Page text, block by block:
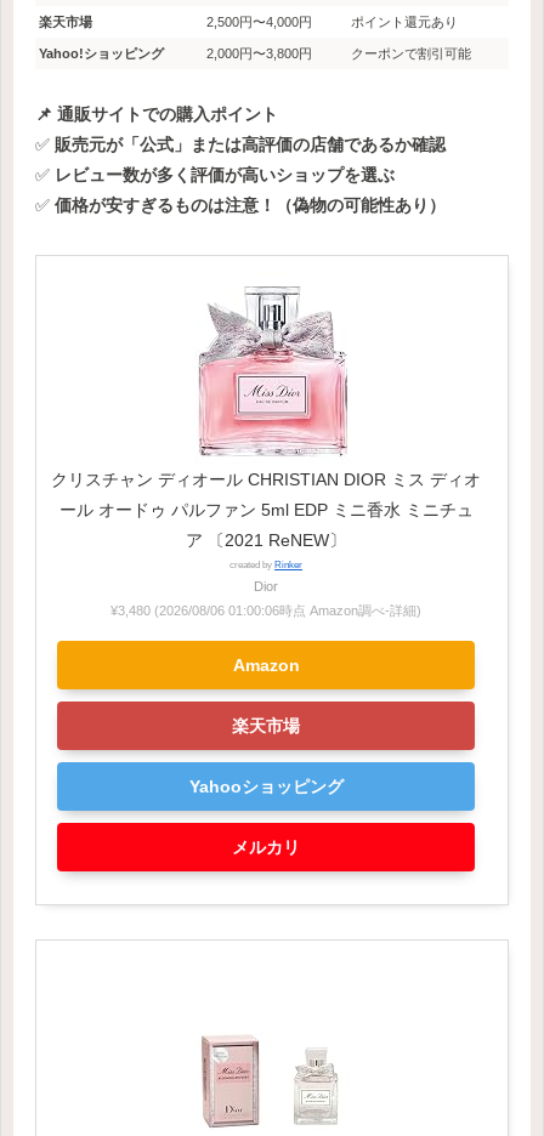
楽天市場 2,500円〜4,000円 ポイント還元あり
Yahoo!ショッピング 2,000円〜3,800円 クーポンで割引可能
📌 通販サイトでの購入ポイント
✅ 販売元が「公式」または高評価の店舗であるか確認
✅ レビュー数が多く評価が高いショップを選ぶ
✅ 価格が安すぎるものは注意！（偽物の可能性あり）
クリスチャン ディオール CHRISTIAN DIOR ミス ディオ
ール オードゥ パルファン 5ml EDP ミニ香水 ミニチュ
ア 〔2021 ReNEW〕
created by Rinker
Dior
¥3,480 (2026/08/06 01:00:06時点 Amazon調べ-詳細)
Amazon
楽天市場
Yahooショッピング
メルカリ